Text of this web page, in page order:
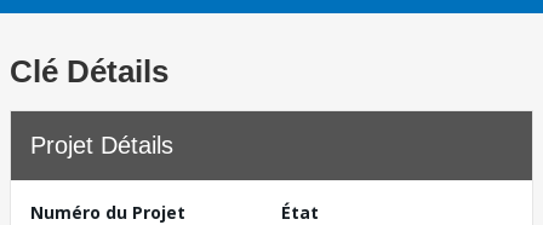
Clé Détails
Projet Détails
Numéro du Projet
État